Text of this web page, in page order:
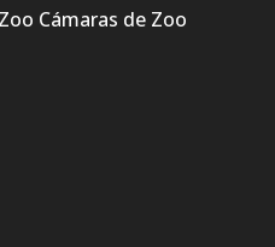
Cámaras de Zoo